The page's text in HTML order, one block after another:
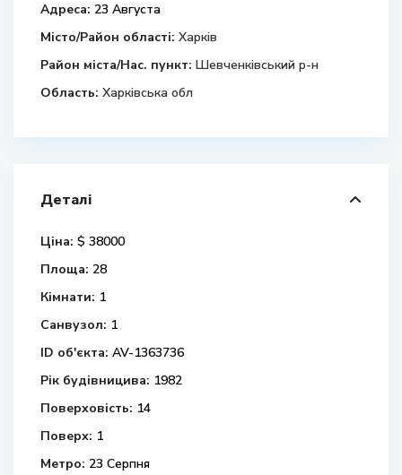
Адреса: 23 Августа
Місто/Район області: Харків
Район міста/Нас. пункт: Шевченківський р-н
Область: Харківська обл
Деталі
Ціна: $ 38000
Площа: 28
Кімнати: 1
Санвузол: 1
ID об'єкта: AV-1363736
Рік будівницива: 1982
Поверховість: 14
Поверх: 1
Метро: 23 Серпня